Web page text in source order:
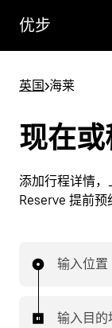
优步
英国>海莱
现在
添加行程详情
Reserve 提前预
输入位置
输入目的